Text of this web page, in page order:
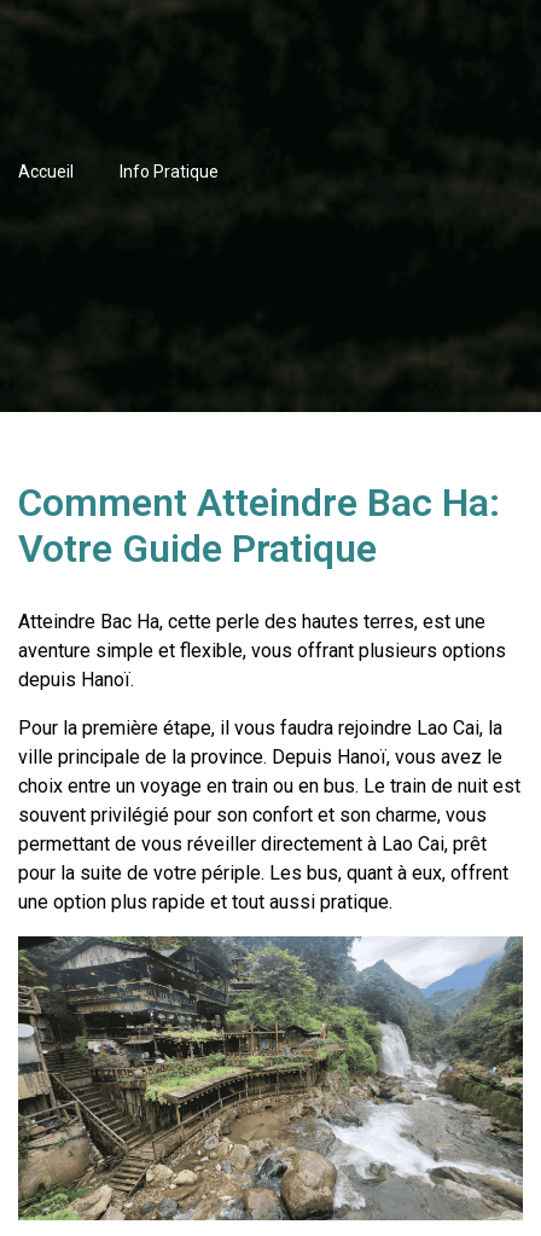
Accueil Info Pratique
Comment Atteindre Bac Ha:
Votre Guide Pratique
Atteindre Bac Ha, cette perle des hautes terres, est une
aventure simple et flexible, vous offrant plusieurs options
depuis Hanoï.
Pour la première étape, il vous faudra rejoindre Lao Cai, la
ville principale de la province. Depuis Hanoï, vous avez le
choix entre un voyage en train ou en bus. Le train de nuit est
souvent privilégié pour son confort et son charme, vous
permettant de vous réveiller directement à Lao Cai, prêt
pour la suite de votre périple. Les bus, quant à eux, offrent
une option plus rapide et tout aussi pratique.